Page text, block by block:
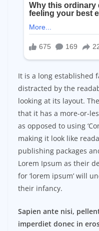
It is a long established
distracted by the
looking at its layout.
that it has a more-or-
as opposed to using
making it look like
publishing packages
Lorem Ipsum as their
for ‘lorem ipsum’ will
their infancy.
Sapien ante nisi,
imperdiet donec in